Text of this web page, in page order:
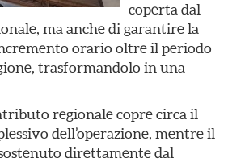
coperta dal
ma anche di garantire la
orario oltre il periodo
trasformandolo in una
regionale copre circa il
dell’operazione, mentre il
direttamente dal